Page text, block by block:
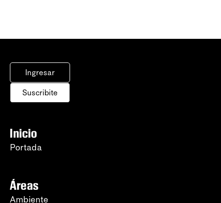
Ingresar
Suscribite
Inicio
Portada
Áreas
Ambiente